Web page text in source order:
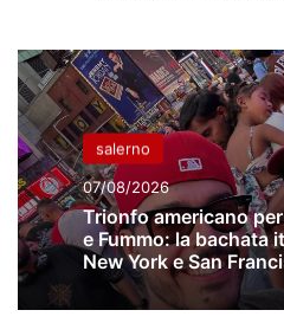
salerno
07/08/2026
Trionfo americano
e Fummo: la bachata
New York e San